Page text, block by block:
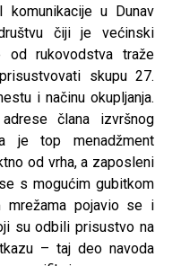
u Dunav
čiji je većinski
rukovodstva traže
skupu 27.
i načinu okupljanja.
člana izvršnog
je top menadžment
od vrha, a zaposleni
s mogućim gubitkom
mrežama pojavio se i
su odbili prisustvo na
– taj deo navoda